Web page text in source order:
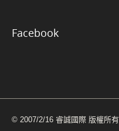
Facebook
© 2007/2/16 睿誠國際 版權所